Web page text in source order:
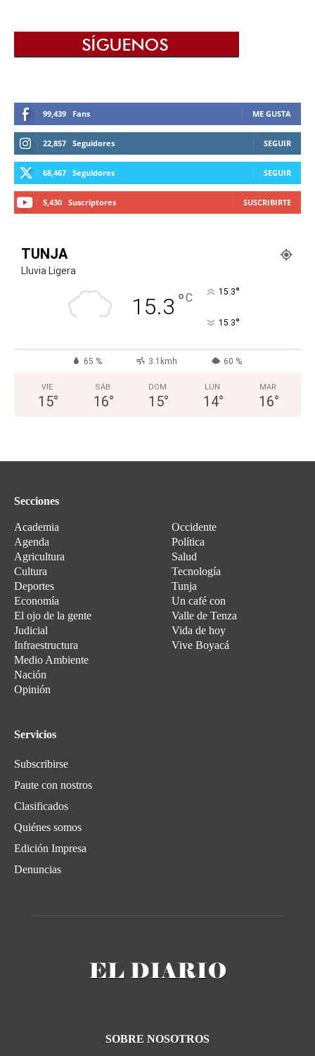
99,439 Fans ME GUSTA
22,857 Seguidores SEGUIR
68,467 Seguidores SEGUIR
5,430 Suscriptores SUSCRIBIRTE
TUNJA
Lluvia Ligera
15.3 °C 15.3°
15.3°
65 % 3.1kmh 60 %
VIE
15°
SÁB
16°
DOM
15°
LUN
14°
MAR
16°
Secciones
Academia
Agenda
Agricultura
Cultura
Deportes
Economía
El ojo de la gente
Judicial
Infraestructura
Medio Ambiente
Nación
Opinión
Occidente
Política
Salud
Tecnología
Tunja
Un café con
Valle de Tenza
Vida de hoy
Vive Boyacá
Servicios
Subscribirse
Paute con nostros
Clasificados
Quiénes somos
Edición Impresa
Denuncias
SOBRE NOSOTROS